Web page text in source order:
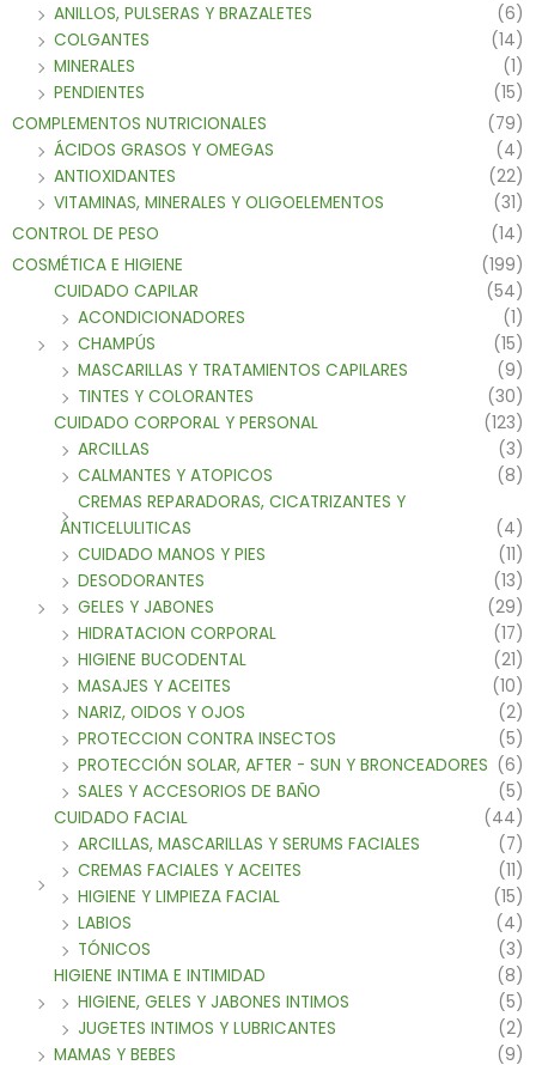
ANILLOS, PULSERAS Y BRAZALETES
(6)
COLGANTES
(14)
MINERALES
(1)
PENDIENTES
(15)
COMPLEMENTOS NUTRICIONALES
(79)
ÁCIDOS GRASOS Y OMEGAS
(4)
ANTIOXIDANTES
(22)
VITAMINAS, MINERALES Y OLIGOELEMENTOS
(31)
CONTROL DE PESO
(14)
COSMÉTICA E HIGIENE
(199)
CUIDADO CAPILAR
(54)
ACONDICIONADORES
(1)
CHAMPÚS
(15)
MASCARILLAS Y TRATAMIENTOS CAPILARES
(9)
TINTES Y COLORANTES
(30)
CUIDADO CORPORAL Y PERSONAL
(123)
ARCILLAS
(3)
CALMANTES Y ATOPICOS
(8)
CREMAS REPARADORAS, CICATRIZANTES Y
ANTICELULITICAS
(4)
CUIDADO MANOS Y PIES
(11)
DESODORANTES
(13)
GELES Y JABONES
(29)
HIDRATACION CORPORAL
(17)
HIGIENE BUCODENTAL
(21)
MASAJES Y ACEITES
(10)
NARIZ, OIDOS Y OJOS
(2)
PROTECCION CONTRA INSECTOS
(5)
PROTECCIÓN SOLAR, AFTER - SUN Y BRONCEADORES (6)
SALES Y ACCESORIOS DE BAÑO
(5)
CUIDADO FACIAL
(44)
ARCILLAS, MASCARILLAS Y SERUMS FACIALES
(7)
CREMAS FACIALES Y ACEITES
(11)
HIGIENE Y LIMPIEZA FACIAL
(15)
LABIOS
(4)
TÓNICOS
(3)
HIGIENE INTIMA E INTIMIDAD
(8)
HIGIENE, GELES Y JABONES INTIMOS
(5)
JUGETES INTIMOS Y LUBRICANTES
(2)
MAMAS Y BEBES
(9)